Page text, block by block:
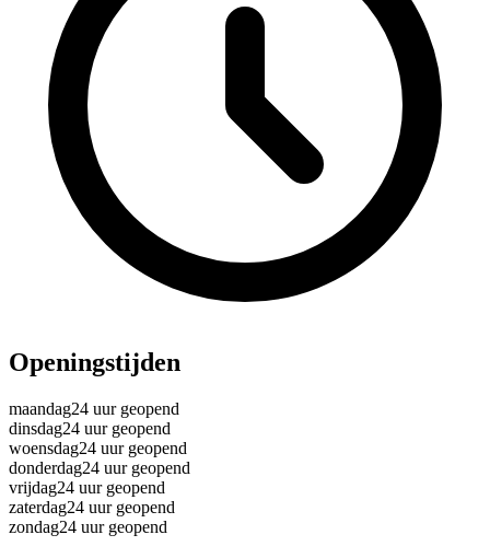
Openingstijden
maandag24 uur geopend
dinsdag24 uur geopend
woensdag24 uur geopend
donderdag24 uur geopend
vrijdag24 uur geopend
zaterdag24 uur geopend
zondag24 uur geopend